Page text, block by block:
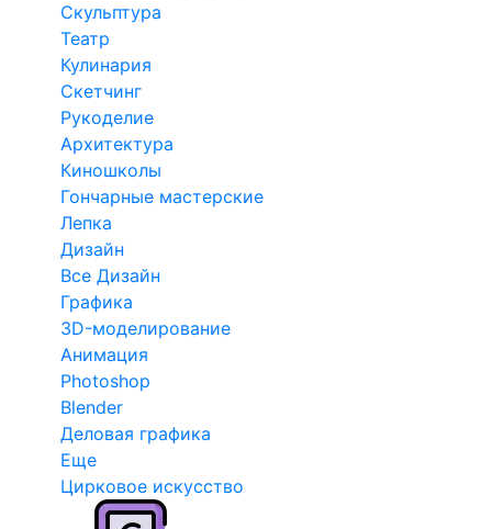
Скульптура
Театр
Кулинария
Скетчинг
Рукоделие
Архитектура
Киношколы
Гончарные мастерские
Лепка
Дизайн
Все Дизайн
Графика
3D-моделирование
Анимация
Photoshop
Blender
Деловая графика
Еще
Цирковое искусство